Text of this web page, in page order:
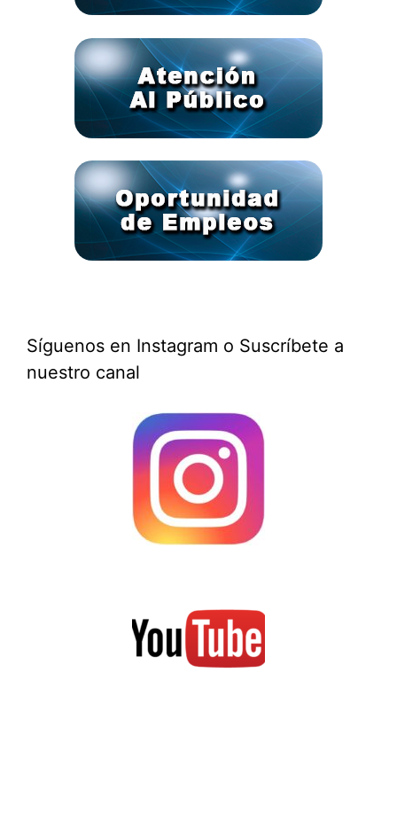
Síguenos en Instagram o Suscríbete a
nuestro canal